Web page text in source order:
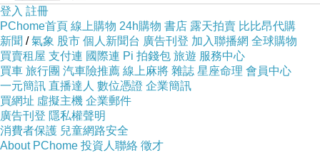
的心態。
喔，我早已看開。
但我沒擺爛，我盡我所能去做好。
至於其它事真與我無關。
老師們也不是不努力是有擺爛的樣兒。
登入 註冊
PChome首頁 線上購物 24h購物 書店 露天拍賣 比比昂代購
新聞 /氣象 股市 個人新聞台 廣告刊登 加入聯播網 全球購物
買賣租屋 支付連 國際連 Pi 拍錢包 旅遊 服務中心
買車 旅行團 汽車險推薦 線上麻將 雜誌 星座命理 會員中心
一元簡訊 直播達人 數位憑證 企業簡訊
買網址 虛擬主機 企業郵件
廣告刊登 隱私權聲明
消費者保護 兒童網路安全
About PChome 投資人聯絡 徵才